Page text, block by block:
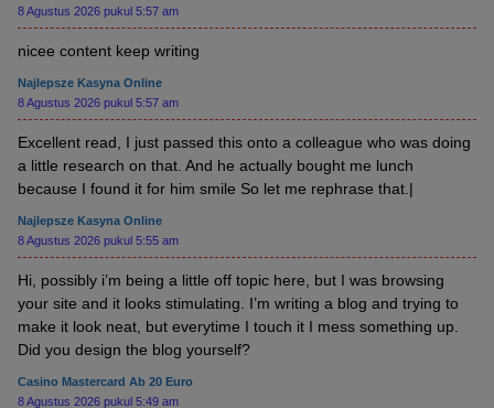
8 Agustus 2026 pukul 5:57 am
nicee content keep writing
Najlepsze Kasyna Online
8 Agustus 2026 pukul 5:57 am
Excellent read, I just passed this onto a colleague who was doing
a little research on that. And he actually bought me lunch
because I found it for him smile So let me rephrase that.|
Najlepsze Kasyna Online
8 Agustus 2026 pukul 5:55 am
Hi, possibly i’m being a little off topic here, but I was browsing
your site and it looks stimulating. I’m writing a blog and trying to
make it look neat, but everytime I touch it I mess something up.
Did you design the blog yourself?
Casino Mastercard Ab 20 Euro
8 Agustus 2026 pukul 5:49 am